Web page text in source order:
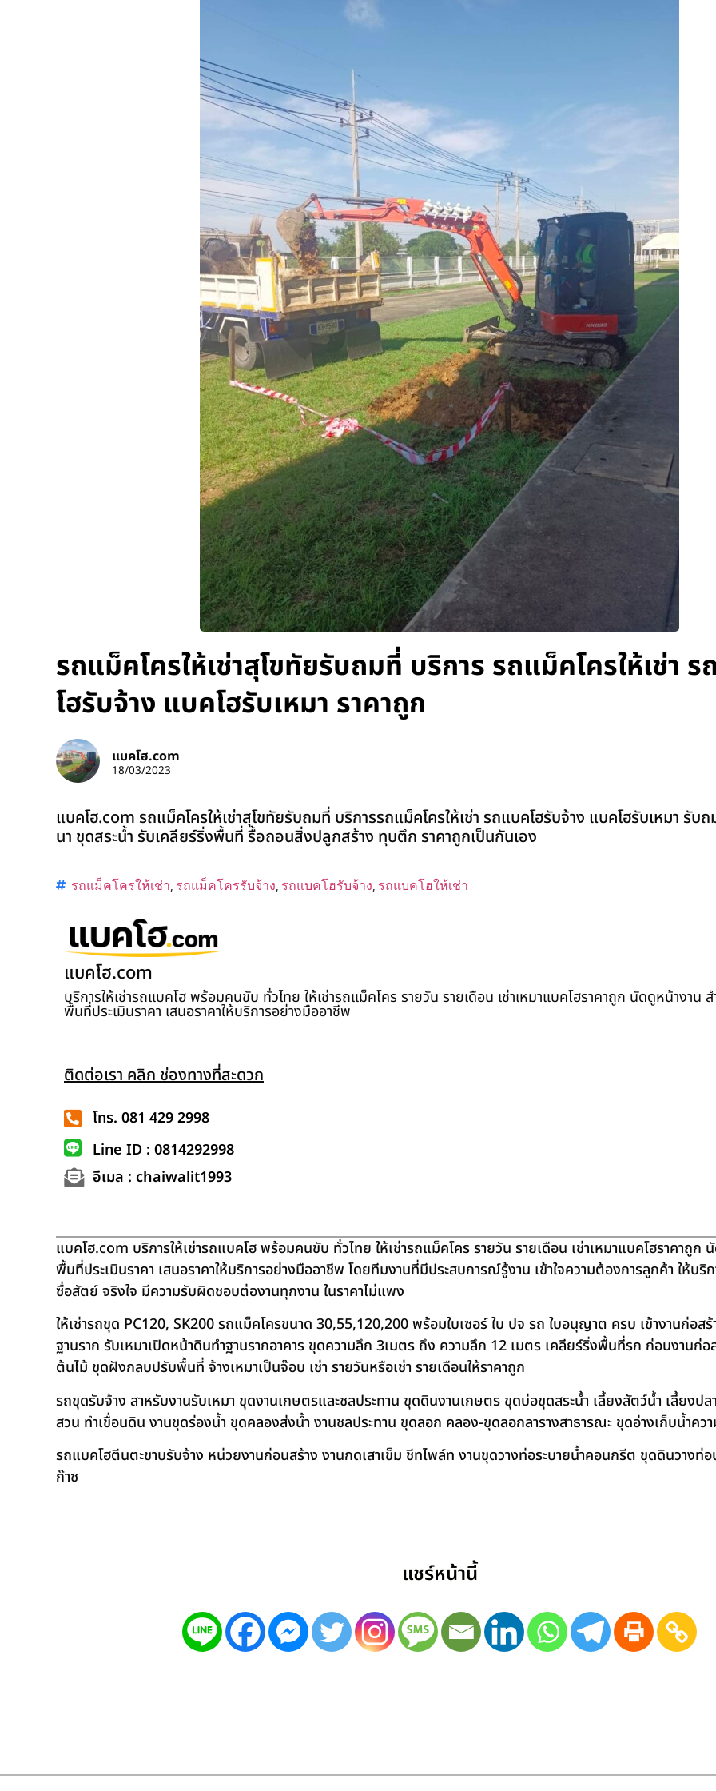
รถแม็คโครให้เช่าสุโขทัยรับถมที่ บริการ รถแม็คโครให้เช่า
โฮรับจ้าง แบคโฮรับเหมา ราคาถูก
แบคโฮ.com
18/03/2023
แบคโฮ.com รถแม็คโครให้เช่าสุโขทัยรับถมที่ บริการรถแม็คโครให้เช่า รถแบคโฮรับจ้าง แบคโฮรับเหมา รับ
นา ขุดสระน้ำ รับเคลียร์ริ่งพื้นที่ รื้อถอนสิ่งปลูกสร้าง ทุบตึก ราคาถูกเป็นกันเอง
รถแม็คโครให้เช่า, รถแม็คโครรับจ้าง, รถแบคโฮรับจ้าง, รถแบคโฮให้เช่า
แบคโฮ.com
บริการให้เช่ารถแบคโฮ พร้อมคนขับ ทั่วไทย ให้เช่ารถแม็คโคร รายวัน รายเดือน เช่าเหมาแบคโฮราคาถูก นัดดูหน้างาน ส
พื้นที่ประเมินราคา เสนอราคาให้บริการอย่างมืออาชีพ
ติดต่อเรา คลิก ช่องทางที่สะดวก
โทร. 081 429 2998
Line ID : 0814292998
อีเมล : chaiwalit1993
แบคโฮ.com บริการให้เช่ารถแบคโฮ พร้อมคนขับ ทั่วไทย ให้เช่ารถแม็คโคร รายวัน รายเดือน เช่าเหมาแบคโฮราคาถูก
พื้นที่ประเมินราคา เสนอราคาให้บริการอย่างมืออาชีพ โดยทีมงานที่มีประสบการณ์รู้งาน เข้าใจความต้องการลูกค้า ให้บริ
ซื่อสัตย์ จริงใจ มีความรับผิดชอบต่องานทุกงาน ในราคาไม่แพง
ให้เช่ารถขุด PC120, SK200 รถแม็คโครขนาด 30,55,120,200 พร้อมใบเซอร์ ใบ ปจ รถ ใบอนุญาต ครบ เข้างานก่อส
ฐานราก รับเหมาเปิดหน้าดินทำฐานรากอาคาร ขุดความลึก 3เมตร ถึง ความลึก 12 เมตร เคลียร์ริ่งพื้นที่รก ก่อนงานก่อ
ต้นไม้ ขุดฝังกลบปรับพื้นที่ จ้างเหมาเป็นจ๊อบ เช่า รายวันหรือเช่า รายเดือนให้ราคาถูก
รถขุดรับจ้าง สาหรับงานรับเหมา ขุดงานเกษตรและชลประทาน ขุดดินงานเกษตร ขุดบ่อขุดสระน้ำ เลี้ยงสัตว์น้ำ เลี้ยงป
สวน ทำเขื่อนดิน งานขุดร่องน้ำ ขุดคลองส่งน้ำ งานชลประทาน ขุดลอก คลอง-ขุดลอกลารางสาธารณะ ขุดอ่างเก็บน้ำคว
รถแบคโฮตีนตะขาบรับจ้าง หน่วยงานก่อนสร้าง งานกดเสาเข็ม ชีทไพล์ท งานขุดวางท่อระบายน้ำคอนกรีต ขุดดินวางท่อ
ก๊าซ
แชร์หน้านี้